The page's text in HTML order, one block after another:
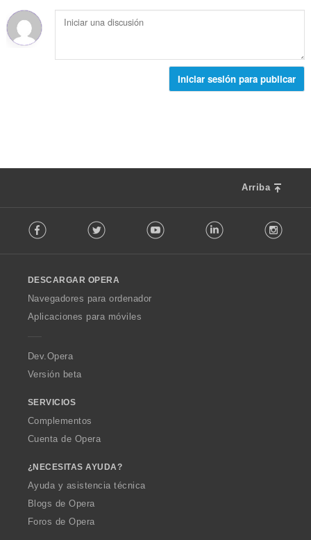
Iniciar sesión para publicar
Arriba
o
w
O
p
a
Facebook Twitter Youtube LinkedIn
DESCARGAR OPERA
Navegadores para ordenador
Aplicaciones para móviles
Dev.Opera
Versión beta
SERVICIOS
Complementos
Cuenta de Opera
¿NECESITAS AYUDA?
Ayuda y asistencia técnica
Blogs de Opera
Foros de Opera